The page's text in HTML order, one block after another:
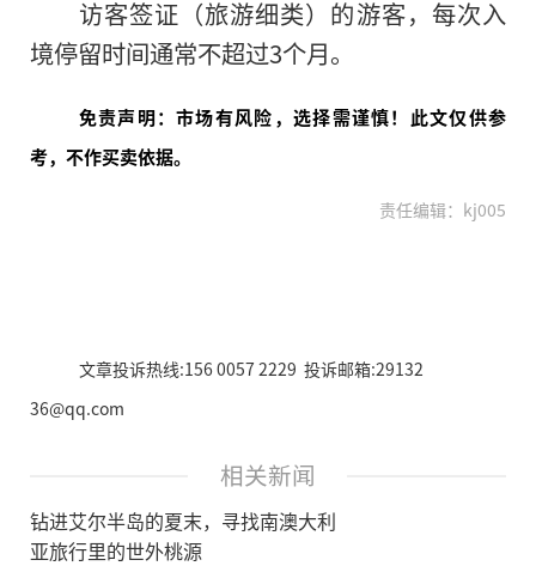
访客签证（旅游细类）的游客，每次入
境停留时间通常不超过3个月。
免责声明：市场有风险，选择需谨慎！此文仅供参
考，不作买卖依据。
责任编辑：kj005
文章投诉热线:156 0057 2229 投诉邮箱:29132
36@qq.com
相关新闻
钻进艾尔半岛的夏末，寻找南澳大利
亚旅行里的世外桃源